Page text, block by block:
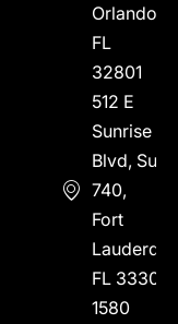
Orlando,
FL
32801
512 E
Sunrise
Blvd, Suite
740,
Fort
FL 33304
1580